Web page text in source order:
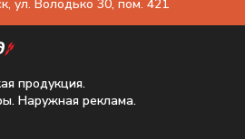
ул. Володько 30, пом. 421
продукция.
Наружная реклама.